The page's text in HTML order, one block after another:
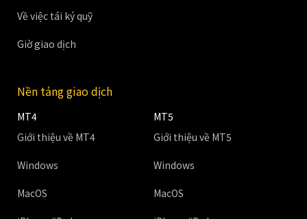
Về việc tái ký quỹ
Giờ giao dịch
Nền tảng giao dịch
MT4
Giới thiệu về MT4
Windows
MacOS
MT5
Giới thiệu về MT5
Windows
MacOS